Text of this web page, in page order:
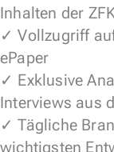
Inhalten der
✓ Vollzugriff
ePaper
✓ Exklusive
Interviews aus
✓ Tägliche
wichtigsten